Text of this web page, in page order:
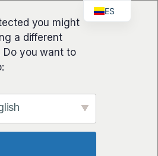
you might
a different
Do you want to
ES